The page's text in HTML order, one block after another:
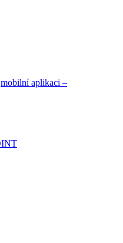
mobilní aplikaci –